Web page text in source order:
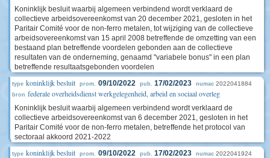
Koninklijk besluit waarbij algemeen verbindend wordt verklaard de
collectieve arbeidsovereenkomst van 20 december 2021, gesloten in het
Paritair Comité voor de non-ferro metalen, tot wijziging van de collectieve
arbeidsovereenkomst van 15 april 2008 betreffende de omzetting van een
bestaand plan betreffende voordelen gebonden aan de collectieve
resultaten van de onderneming, genaamd "variabele bonus" in een plan
betreffende resultaatsgebonden voordelen
type koninklijk besluit prom. 09/10/2022 pub. 17/02/2023 numac 2022041884
bron federale overheidsdienst werkgelegenheid, arbeid en sociaal overleg
Koninklijk besluit waarbij algemeen verbindend wordt verklaard de
collectieve arbeidsovereenkomst van 6 december 2021, gesloten in het
Paritair Comité voor de non-ferro metalen, betreffende het protocol van
sectoraal akkoord 2021-2022
type koninklijk besluit prom. 09/10/2022 pub. 17/02/2023 numac 2022041924